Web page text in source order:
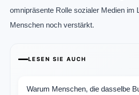
omnipräsente Rolle sozialer Medien im
Menschen noch verstärkt.
LESEN SIE AUCH
Warum Menschen, die dasselbe